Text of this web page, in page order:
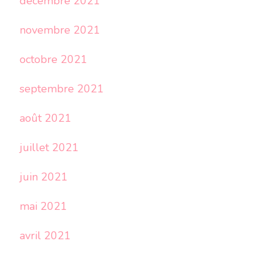
novembre 2021
octobre 2021
septembre 2021
août 2021
juillet 2021
juin 2021
mai 2021
avril 2021